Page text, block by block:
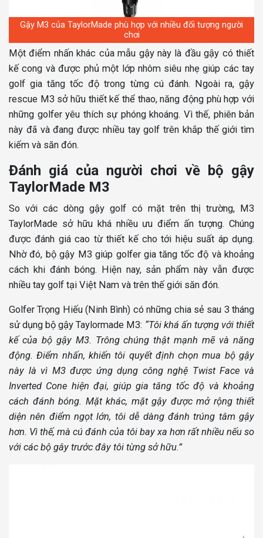
Gậy M3 của TaylorMade phù hợp với nhiều đối tượng người
chơi
Một điểm nhấn khác của mẫu gậy này là đầu gậy có thiết
kế cong và được phủ một lớp nhôm siêu nhẹ giúp các tay
golf gia tăng tốc độ trong từng cú đánh. Ngoài ra, gậy
rescue M3 sở hữu thiết kế thể thao, năng động phù hợp với
những golfer yêu thích sự phóng khoáng. Vì thế, phiên bản
này đã và đang được nhiều tay golf trên khắp thế giới tìm
kiếm và săn đón.
Đánh giá của người chơi về bộ gậy
TaylorMade M3
So với các dòng gậy golf có mặt trên thị trường, M3
TaylorMade sở hữu khá nhiều ưu điểm ấn tượng. Chúng
được đánh giá cao từ thiết kế cho tới hiệu suất áp dụng.
Nhờ đó, bộ gậy M3 giúp golfer gia tăng tốc độ và khoảng
cách khi đánh bóng. Hiện nay, sản phẩm này vẫn được
nhiều tay golf tại Việt Nam và trên thế giới săn đón.
Golfer Trọng Hiếu (Ninh Bình) có những chia sẻ sau 3 tháng
sử dụng bộ gậy Taylormade M3: “Tôi khá ấn tượng với thiết
kế của bộ gậy M3. Trông chúng thật mạnh mẽ và năng
động. Điểm nhấn, khiến tôi quyết định chọn mua bộ gậy
này là vì M3 được ứng dụng công nghệ Twist Face và
Inverted Cone hiện đại, giúp gia tăng tốc độ và khoảng
cách đánh bóng. Mặt khác, mặt gậy được mở rộng thiết
diện nên điểm ngọt lớn, tôi dễ dàng đánh trúng tâm gậy
hơn. Vì thế, mà cú đánh của tôi bay xa hơn rất nhiều nếu so
với các bộ gây trước đây tôi từng sở hữu.”